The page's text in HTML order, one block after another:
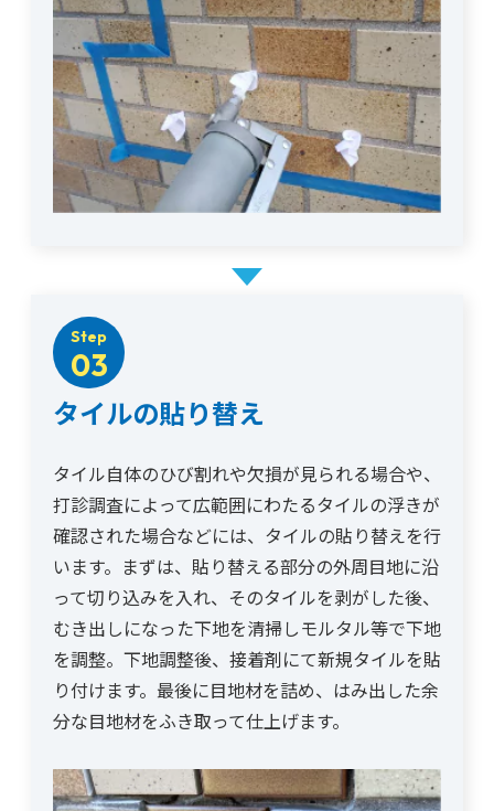
Step
03
タイルの貼り替え
タイル自体のひび割れや欠損が見られる場合や、
打診調査によって広範囲にわたるタイルの浮きが
確認された場合などには、タイルの貼り替えを行
います。まずは、貼り替える部分の外周目地に沿
って切り込みを入れ、そのタイルを剥がした後、
むき出しになった下地を清掃しモルタル等で下地
を調整。下地調整後、接着剤にて新規タイルを貼
り付けます。最後に目地材を詰め、はみ出した余
分な目地材をふき取って仕上げます。